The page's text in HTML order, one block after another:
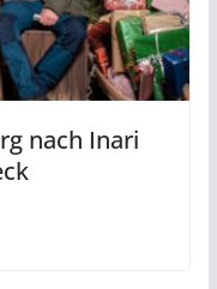
nach Inari